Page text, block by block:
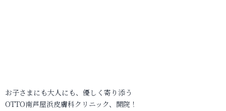
お子さまにも大人にも、優しく寄り添う
OTTO南芦屋浜皮膚科クリニック、開院！